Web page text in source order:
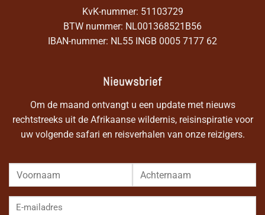
KvK-nummer: 51103729
BTW nummer: NL001368521B56
IBAN-nummer: NL55 INGB 0005 7177 62
Nieuwsbrief
Om de maand ontvangt u een update met nieuws
rechtstreeks uit de Afrikaanse wildernis, reisinspiratie voor
uw volgende safari en reisverhalen van onze reizigers.